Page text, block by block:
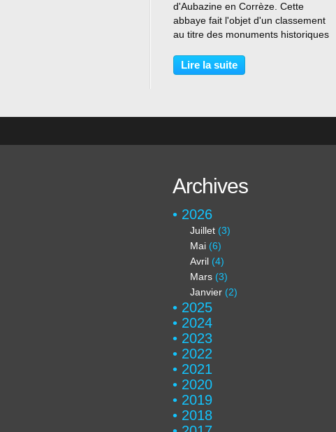
d'Aubazine en Corrèze. Cette
abbaye fait l'objet d'un classement
au titre des monuments historiques
bâtiments conventuels et depuis
1840 pour l'abbatiale. Vers 1125,
Lire la suite
Archives
2026
Juillet (3)
Mai (6)
Avril (4)
Mars (3)
Janvier (2)
2025
2024
2023
2022
2021
2020
2019
2018